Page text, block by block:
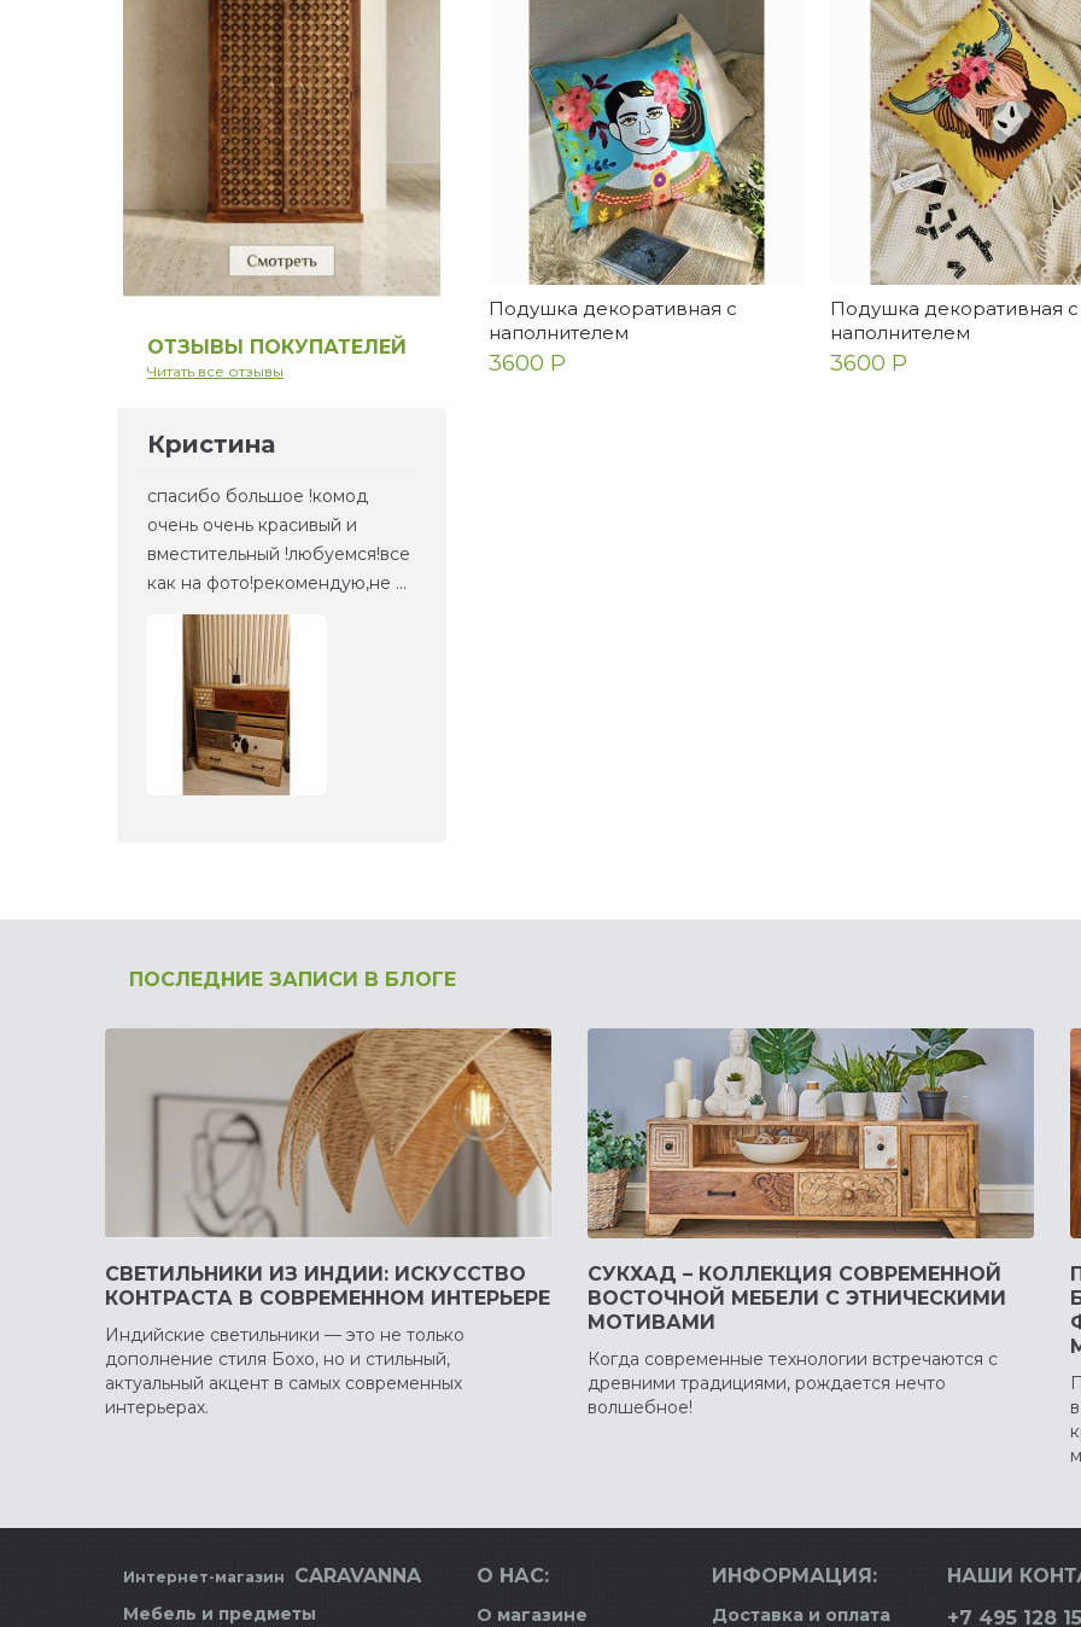
ОТЗЫВЫ ПОКУПАТЕЛЕЙ
Читать все отзывы
Кристина
спасибо большое !комод
очень очень красивый и
вместительный !любуемся!все
как на фото!рекомендую,не ...
Подушка декоративная с
наполнителем
3600 Р
Подушка декоративная с
наполнителем
3600 Р
ПОСЛЕДНИЕ ЗАПИСИ В БЛОГЕ
СВЕТИЛЬНИКИ ИЗ ИНДИИ: ИСКУССТВО
КОНТРАСТА В СОВРЕМЕННОМ ИНТЕРЬЕРЕ
Индийские светильники — это не только
дополнение стиля Бохо, но и стильный,
актуальный акцент в самых современных
интерьерах.
СУКХАД – КОЛЛЕКЦИЯ СОВРЕМЕННОЙ
ВОСТОЧНОЙ МЕБЕЛИ С ЭТНИЧЕСКИМИ
МОТИВАМИ
Когда современные технологии встречаются с
древними традициями, рождается нечто
волшебное!
Интернет-магазин CARAVANNA
Мебель и предметы
О НАС:
О магазине
ИНФОРМАЦИЯ:
Доставка и оплата
НАШИ
+7 495 128